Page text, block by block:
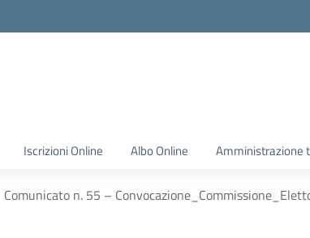
Iscrizioni Online Albo Online Amministrazione
Comunicato n. 55 –